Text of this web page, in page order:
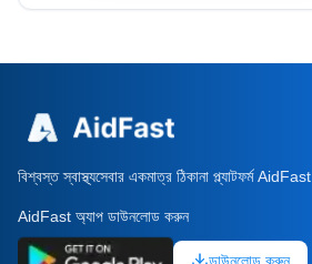
বিশ্বস্ত স্বাস্থ্যসেবার একমাত্র ঠিকানা প্ল্যাটফর্ম AidFast
AidFast অ্যাপ ডাউনলোড করুন